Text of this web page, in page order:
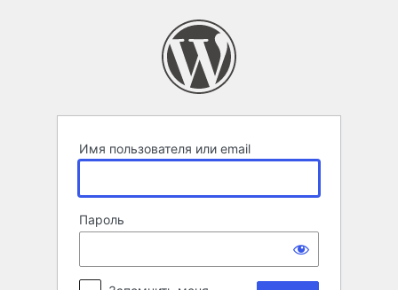
Имя пользователя или email
Пароль